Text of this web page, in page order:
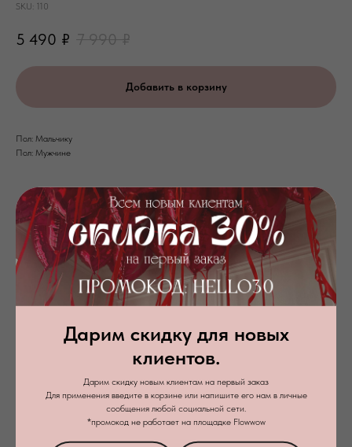
Дарим скидку для новых
клиентов.
Дарим скидку новым клиентам на первый заказ
Для применения введите в корзине или напишите его нам в личные
сообщения любой социальной сети.
*промокод не работает на площадке Flowwow
SKU: 110
5 490 ₽ 7 990 ₽
Добавить в корзину
Пол: Мальчику
Пол: Мужчине
согласие на обработку персональных данных
политикой конфиденциальности